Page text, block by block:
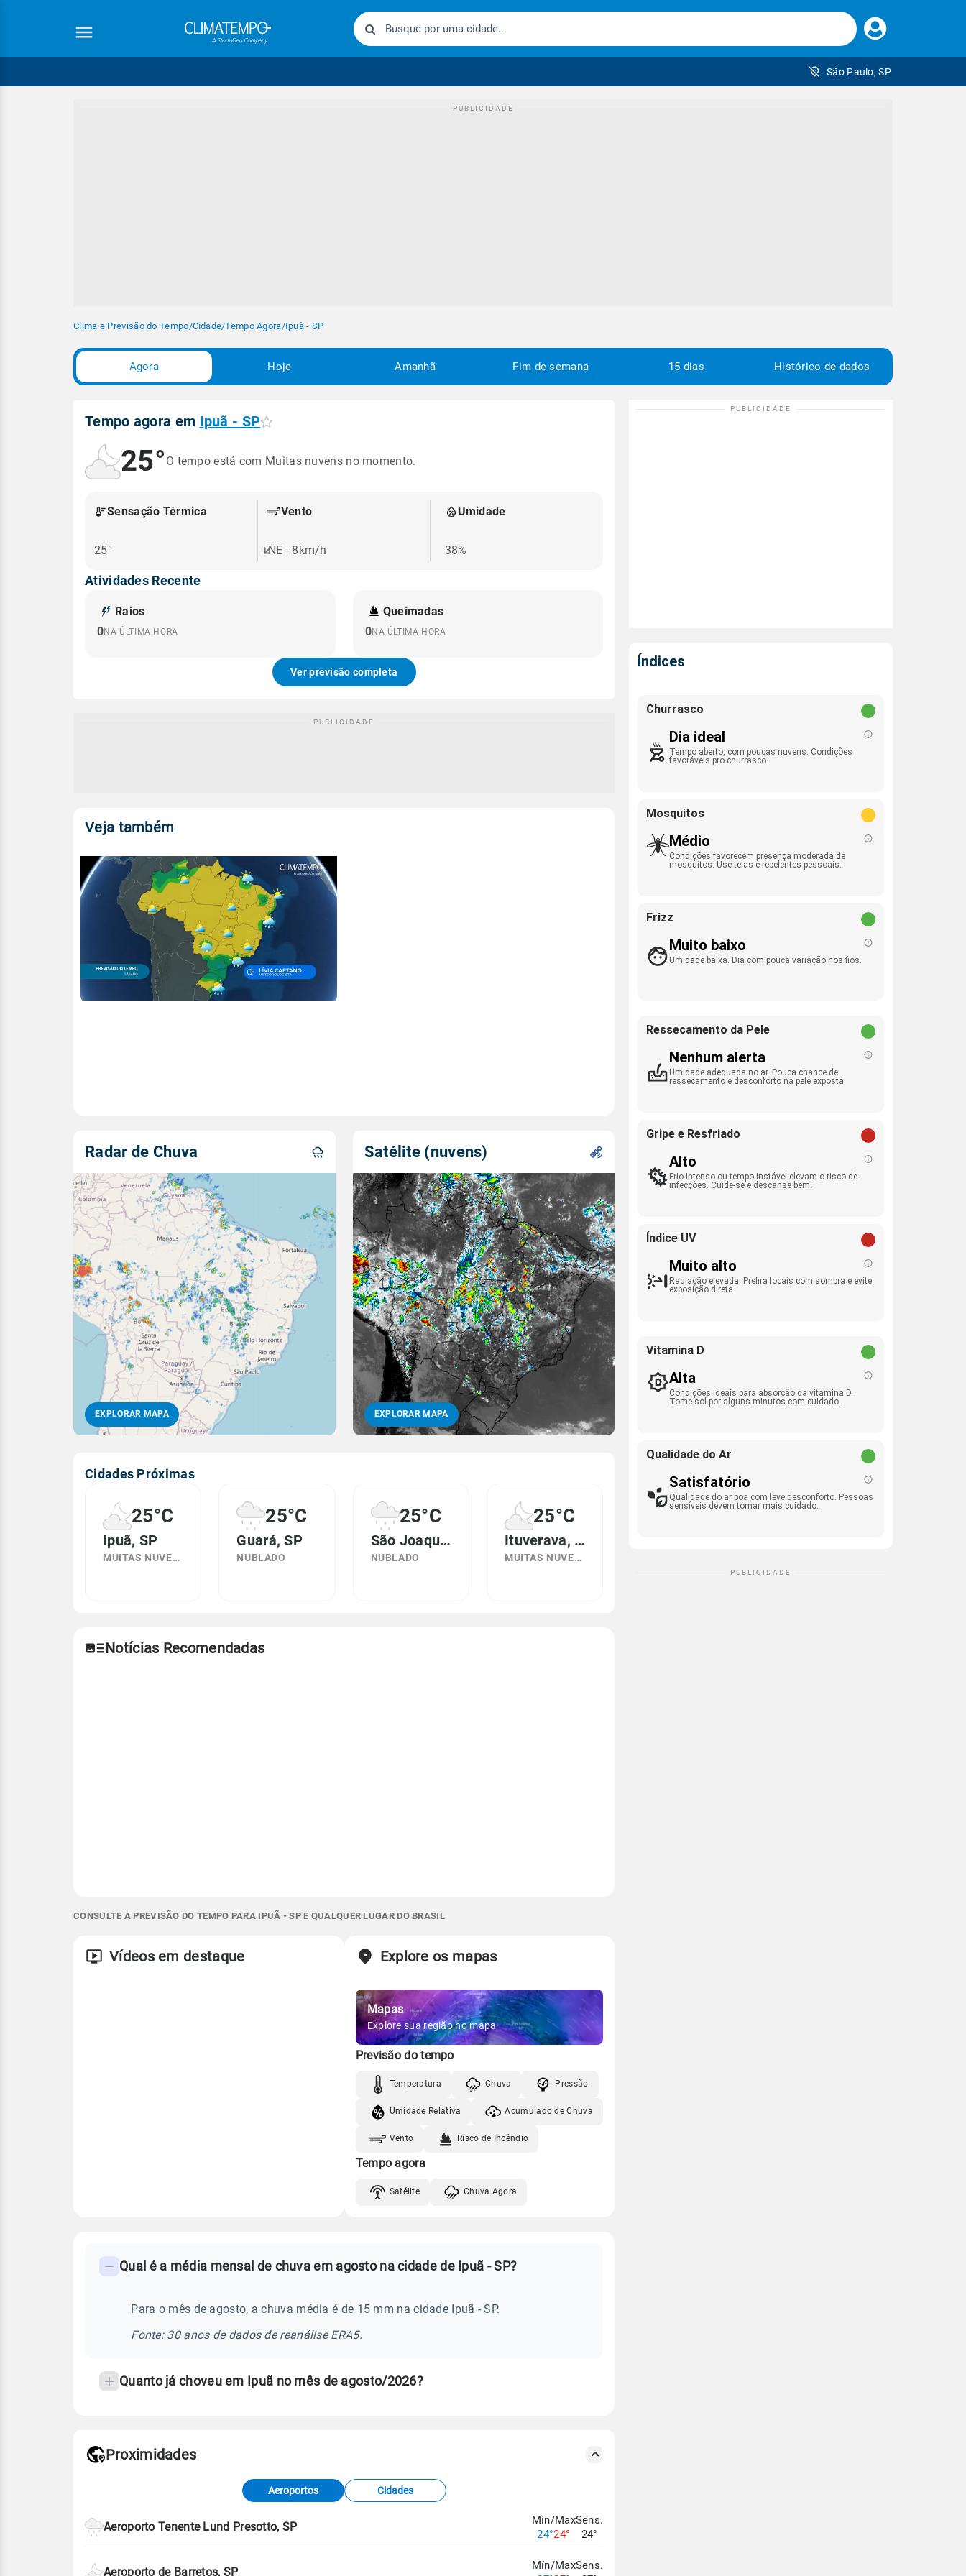
Faça
seu
São Paulo, SP
Clima e Previsão do Tempo/Cidade/Tempo Agora/Ipuã - SP
Agora Hoje Amanhã Fim de semana 15 dias Histórico de dados
Tempo agora em Ipuã - SP
25° O tempo está com Muitas nuvens no momento.
Sensação Térmica
25°
Vento
NE - 8km/h
Umidade
38%
Atividades Recente
Raios
0NA ÚLTIMA HORA
Queimadas
0NA ÚLTIMA HORA
Ver previsão completa
Veja também
Radar de Chuva
EXPLORAR MAPA
Satélite (nuvens)
EXPLORAR MAPA
Cidades Próximas
25°C
Ipuã, SP
MUITAS NUVENS
25°C
Guará, SP
NUBLADO
25°C
São Joaquim da Barra, SP
NUBLADO
25°C
Ituverava, SP
MUITAS NUVENS
Notícias Recomendadas
CONSULTE A PREVISÃO DO TEMPO PARA IPUÃ - SP E QUALQUER LUGAR DO BRASIL
Vídeos em destaque Explore os mapas
Mapas
Explore sua região no mapa
Previsão do tempo
Temperatura Chuva Pressão
Umidade Relativa Acumulado de Chuva
Vento Risco de Incêndio
Tempo agora
Satélite Chuva Agora
frequentes
temperatura
Qual é a média mensal de chuva em agosto na cidade de Ipuã - SP?
Para o mês de agosto, a chuva média é de 15 mm na cidade Ipuã - SP.
Fonte: 30 anos de dados de reanálise ERA5.
Quanto já choveu em Ipuã no mês de agosto/2026?
de Tempo e Estudos Climáticos (CPTEC).
Proximidades
Aeroportos Cidades
Aeroporto Tenente Lund Presotto, SP
Mín/Max
24°24°
Sens.
24°
Aeroporto de Barretos, SP
Mín/MaxSens.
Índices
Churrasco
Dia ideal
Tempo aberto, com poucas nuvens. Condições
favoráveis pro churrasco.
Mosquitos
Médio
Condições favorecem presença moderada de
mosquitos. Use telas e repelentes pessoais.
Frizz
Muito baixo
Umidade baixa. Dia com pouca variação nos fios.
Ressecamento da Pele
Nenhum alerta
Umidade adequada no ar. Pouca chance de
ressecamento e desconforto na pele exposta.
Gripe e Resfriado
Alto
Frio intenso ou tempo instável elevam o risco de
infecções. Cuide-se e descanse bem.
Índice UV
Muito alto
Radiação elevada. Prefira locais com sombra e evite
exposição direta.
Vitamina D
Alta
Condições ideais para absorção da vitamina D.
Tome sol por alguns minutos com cuidado.
Qualidade do Ar
Satisfatório
Qualidade do ar boa com leve desconforto. Pessoas
sensíveis devem tomar mais cuidado.